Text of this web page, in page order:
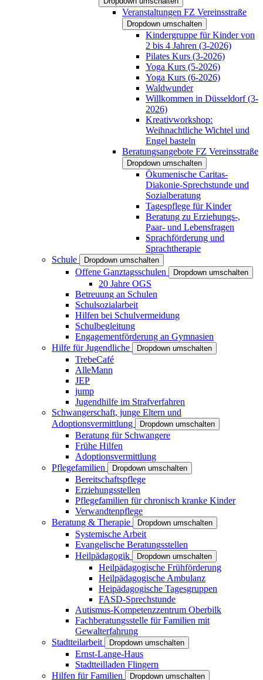
Veranstaltungen FZ Vereinsstraße
Dropdown umschalten
Kindergruppe für Kinder von
2 bis 4 Jahren (3-2026)
Pilates Kurs (3-2026)
Yoga Kurs (5-2026)
Yoga Kurs (6-2026)
Waldwunder
Willkommen in Düsseldorf (3-
2026)
Kreativworkshop:
Weihnachtliche Wichtel und
Engel basteln
Beratungsangebote FZ Vereinsstraße
Dropdown umschalten
Ökumenische Caritas-
Diakonie-Sprechstunde und
Sozialberatung
Tagespflege für Kinder
Beratung zu Erziehungs-,
Paar- und Lebensfragen
Sprachförderung und
Sprachtherapie
Schule
Dropdown umschalten
Offene Ganztagsschulen Dropdown umschalten
20 Jahre OGS
Betreuung an Schulen
Schulsozialarbeit
Hilfen bei Schulvermeidung
Schulbegleitung
Engagementförderung an Gymnasien
Hilfe für Jugendliche
Dropdown umschalten
TrebeCafé
AlleMann
JEP
jump
Jugendhilfe im Strafverfahren
Schwangerschaft, junge Eltern und
Adoptionsvermittlung
Dropdown umschalten
Beratung für Schwangere
Frühe Hilfen
Adoptionsvermittlung
Pflegefamilien
Dropdown umschalten
Bereitschaftspflege
Erziehungsstellen
Pflegefamilien für chronisch kranke Kinder
Verwandtenpflege
Beratung & Therapie
Dropdown umschalten
Systemische Arbeit
Evangelische Beratungsstellen
Heilpädagogik
Dropdown umschalten
Heilpädagogische Frühförderung
Heilpädagogische Ambulanz
Heipädagogische Tagesgruppen
FASD-Sprechstunde
Autismus-Kompetenzzentrum Oberbilk
Fachberatungsstelle für Familien mit
Gewalterfahrung
Stadtteilarbeit
Dropdown umschalten
Ernst-Lange-Haus
Stadtteilladen Flingern
Hilfen für Familien
Dropdown umschalten